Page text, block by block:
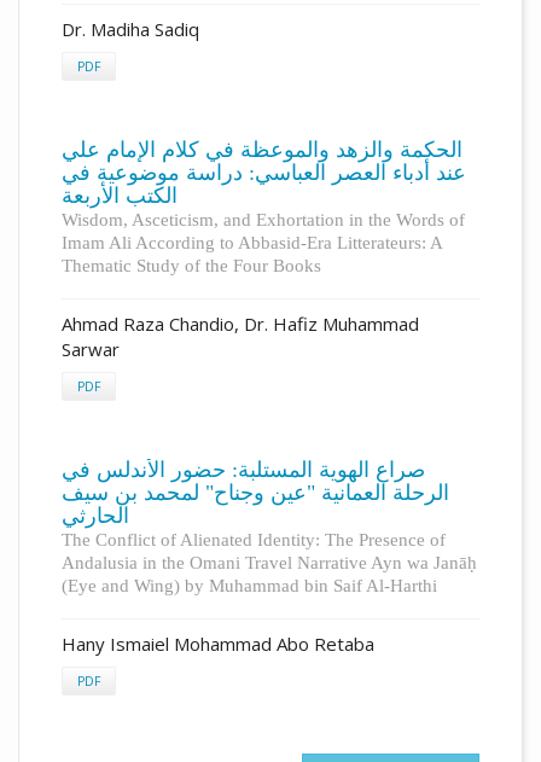
Dr. Madiha Sadiq
PDF
الحكمة والزهد والموعظة في كلام الإمام علي
عند أدباء العصر العباسي: دراسة موضوعية في
الكتب الأربعة
Wisdom, Asceticism, and Exhortation in the Words of
Imam Ali According to Abbasid-Era Litterateurs: A
Thematic Study of the Four Books
Ahmad Raza Chandio, Dr. Hafiz Muhammad
Sarwar
PDF
صراع الهوية المستلبة: حضور الأندلس في
الرحلة العمانية "عين وجناح" لمحمد بن سيف
الحارثي
The Conflict of Alienated Identity: The Presence of
Andalusia in the Omani Travel Narrative Ayn wa Janāḥ
(Eye and Wing) by Muhammad bin Saif Al-Harthi
Hany Ismaiel Mohammad Abo Retaba
PDF